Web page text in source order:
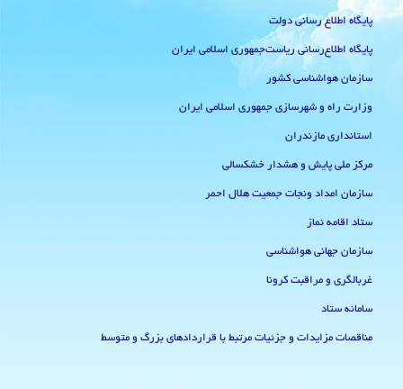
پایگاه اطلاع رسانی دولت
پایگاه اطلاع‌رسانی ریاست‌جمهوری اسلامی ایران
سازمان هواشناسی کشور
وزارت راه و شهرسازی جمهوری اسلامی ایران
استانداری مازندران
مرکز ملی پایش و هشدار خشکسالی
سازمان امداد ونجات جمعیت هلال احمر
ستاد اقامه نماز
سازمان جهانی هواشناسی
غربالگری و مراقبت کرونا
سامانه ستاد
مناقصات مزایدات و جزئیات مرتبط با قراردادهای بزرگ و متوسط